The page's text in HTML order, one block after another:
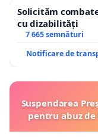
Solicităm
cu dizabilități
7 665 semnături
Notificare de
Suspendarea
pentru abuz